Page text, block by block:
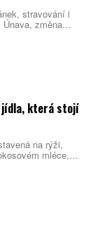
stravování i
změna
pak mohou zvýšit
cítit dobře.
jídla, která stojí
na rýži,
mléce,
Na jídelních
vepřové,